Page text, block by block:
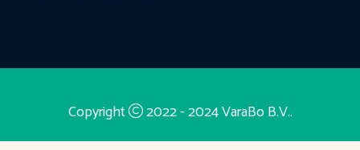
Copyright 2022 - 2024VaraBo B.V..